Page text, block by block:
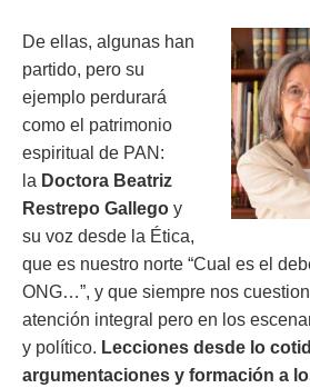
De ellas, algunas han
partido, pero su
ejemplo perdurará
como el patrimonio
espiritual de PAN:
la Doctora Beatriz
Restrepo Gallego y
su voz desde la Ética,
que es nuestro norte “Cual es el
ONG…”, y que siempre nos
atención integral pero en los
y político. Lecciones desde lo
argumentaciones y formación a